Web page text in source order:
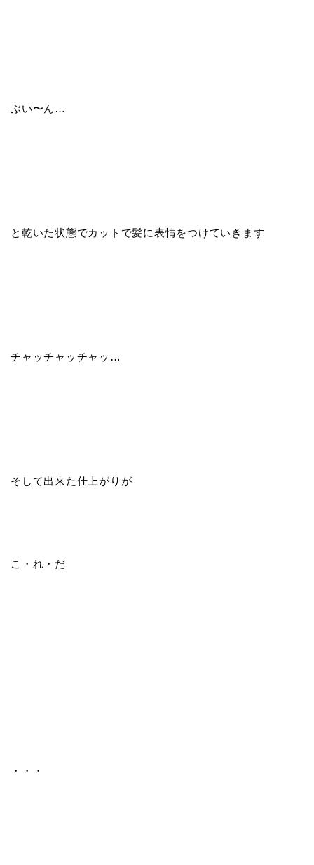
ぶい〜ん…
と乾いた状態でカットで髪に表情をつけていきます
チャッチャッチャッ…
そして出来た仕上がりが
こ・れ・だ
・・・